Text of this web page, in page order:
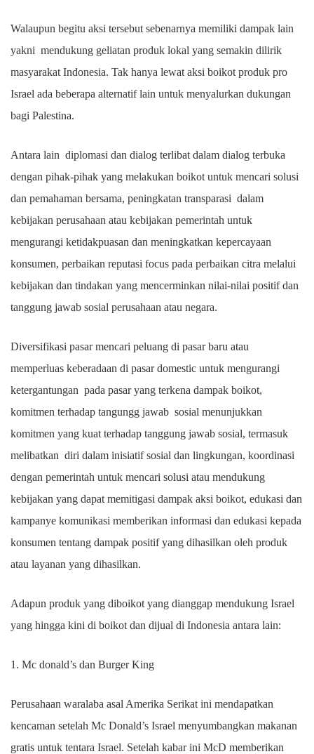
Walaupun begitu aksi tersebut sebenarnya memiliki dampak lain
yakni mendukung geliatan produk lokal yang semakin dilirik
masyarakat Indonesia. Tak hanya lewat aksi boikot produk pro
Israel ada beberapa alternatif lain untuk menyalurkan dukungan
bagi Palestina.
Antara lain diplomasi dan dialog terlibat dalam dialog terbuka
dengan pihak-pihak yang melakukan boikot untuk mencari solusi
dan pemahaman bersama, peningkatan transparasi dalam
kebijakan perusahaan atau kebijakan pemerintah untuk
mengurangi ketidakpuasan dan meningkatkan kepercayaan
konsumen, perbaikan reputasi focus pada perbaikan citra melalui
kebijakan dan tindakan yang mencerminkan nilai-nilai positif dan
tanggung jawab sosial perusahaan atau negara.
Diversifikasi pasar mencari peluang di pasar baru atau
memperluas keberadaan di pasar domestic untuk mengurangi
ketergantungan pada pasar yang terkena dampak boikot,
komitmen terhadap tangungg jawab sosial menunjukkan
komitmen yang kuat terhadap tanggung jawab sosial, termasuk
melibatkan diri dalam inisiatif sosial dan lingkungan, koordinasi
dengan pemerintah untuk mencari solusi atau mendukung
kebijakan yang dapat memitigasi dampak aksi boikot, edukasi dan
kampanye komunikasi memberikan informasi dan edukasi kepada
konsumen tentang dampak positif yang dihasilkan oleh produk
atau layanan yang dihasilkan.
Adapun produk yang diboikot yang dianggap mendukung Israel
yang hingga kini di boikot dan dijual di Indonesia antara lain:
1. Mc donald’s dan Burger King
Perusahaan waralaba asal Amerika Serikat ini mendapatkan
kencaman setelah Mc Donald’s Israel menyumbangkan makanan
gratis untuk tentara Israel. Setelah kabar ini McD memberikan